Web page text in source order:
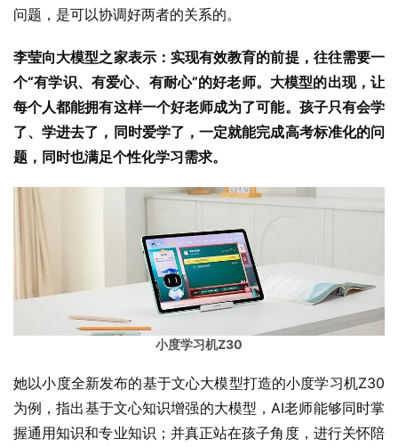
问题，是可以协调好两者的关系的。
李莹向大模型之家表示：实现有效教育的前提，往往需要一
个“有学识、有爱心、有耐心”的好老师。大模型的出现，让
每个人都能拥有这样一个好老师成为了可能。孩子只有会学
了、学进去了，同时爱学了，一定就能完成高考标准化的问
题，同时也满足个性化学习需求。
小度学习机Z30
她以小度全新发布的基于文心大模型打造的小度学习机Z30
为例，指出基于文心知识增强的大模型，AI老师能够同时掌
握通用知识和专业知识；并真正站在孩子角度，进行关怀陪